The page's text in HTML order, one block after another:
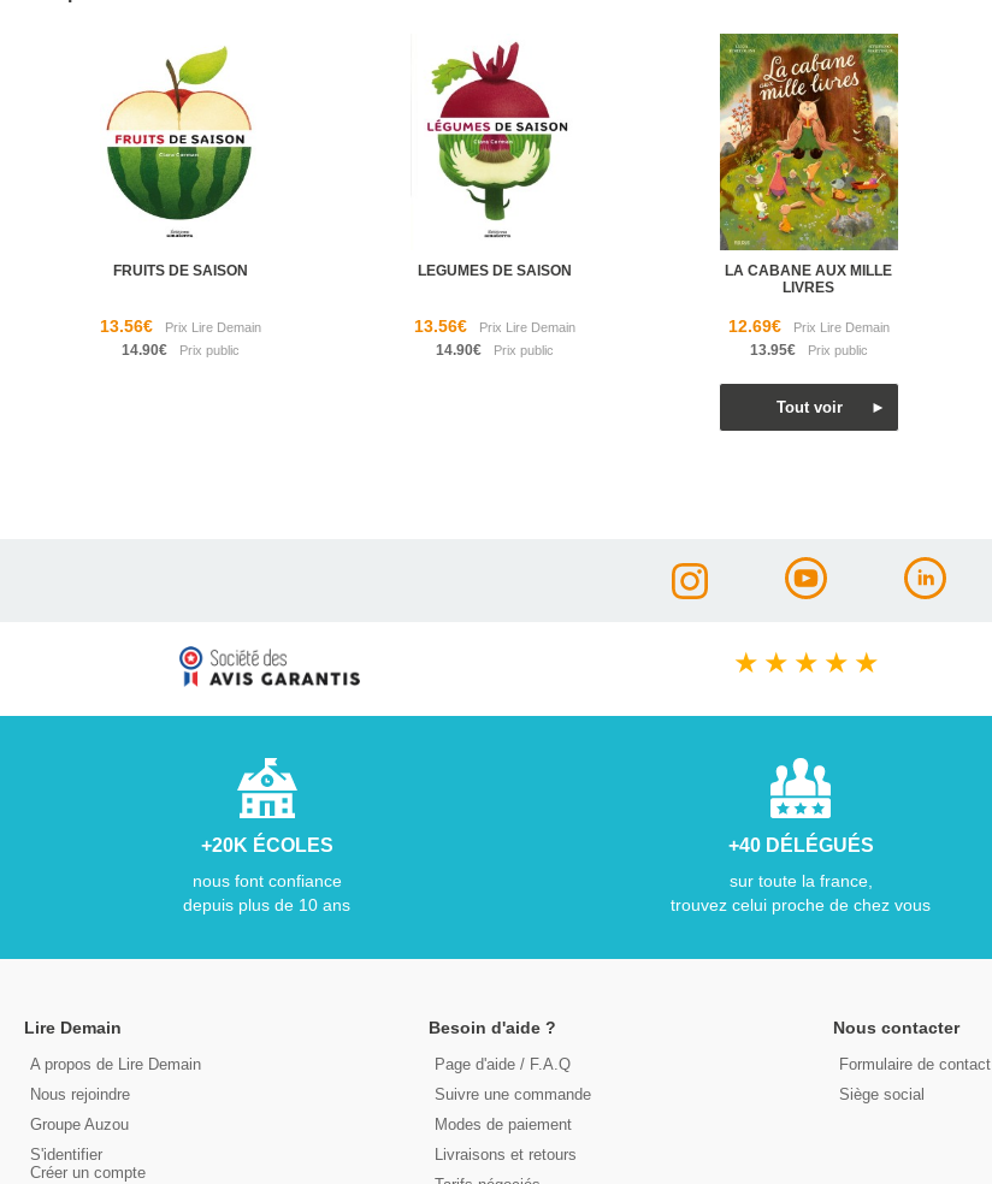
FRUITS DE SAISON
13.56€
14.90€
LEGUMES DE SAISON
13.56€
14.90€
LA CABANE AUX MILLE
LIVRES
12.69€
13.95€
★ ★ ★ ★ ★
+20K ÉCOLES
nous font confiance
depuis plus de 10 ans
+40 DÉLÉGUÉS
sur toute la france,
trouvez celui proche de chez vous
Lire Demain
A propos de Lire Demain
Nous rejoindre
Groupe Auzou
S'identifier
Créer un compte
Besoin d'aide ?
Page d'aide / F.A.Q
Suivre une commande
Modes de paiement
Livraisons et retours
Nous contacter
Formulaire de contact
Siège social